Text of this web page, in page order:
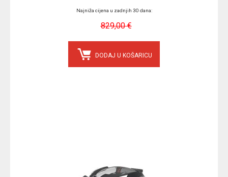
Najniža cijena u zadnjih 30 dana:
829,00 €
DODAJ U KOŠARICU